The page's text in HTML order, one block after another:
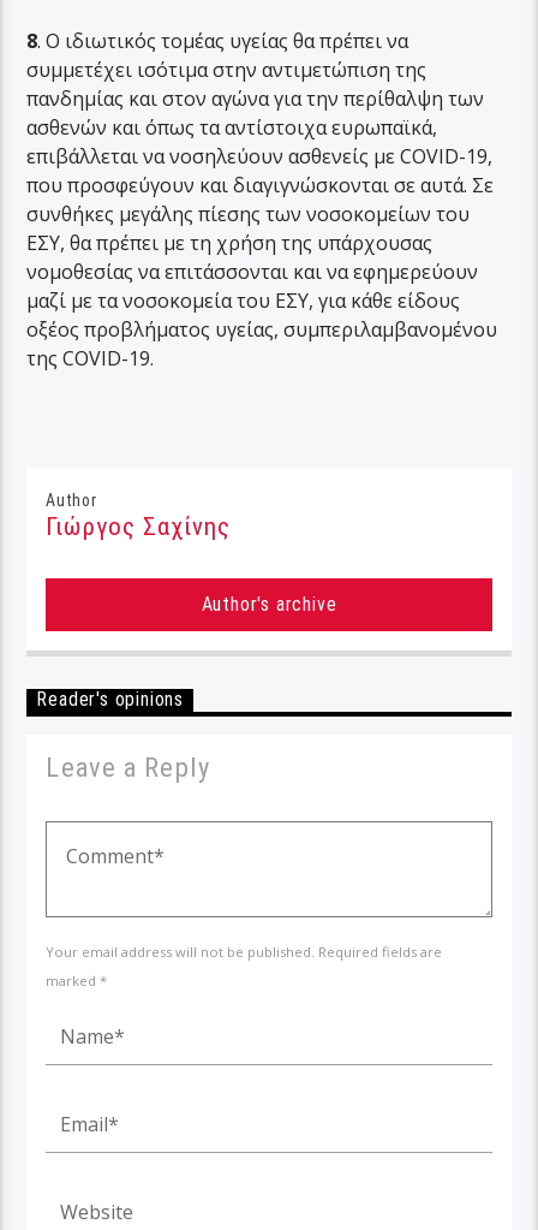
8. Ο ιδιωτικός τομέας υγείας θα πρέπει να
συμμετέχει ισότιμα στην αντιμετώπιση της
πανδημίας και στον αγώνα για την περίθαλψη των
ασθενών και όπως τα αντίστοιχα ευρωπαϊκά,
επιβάλλεται να νοσηλεύουν ασθενείς με COVID-19,
που προσφεύγουν και διαγιγνώσκονται σε αυτά. Σε
συνθήκες μεγάλης πίεσης των νοσοκομείων του
ΕΣΥ, θα πρέπει με τη χρήση της υπάρχουσας
νομοθεσίας να επιτάσσονται και να εφημερεύουν
μαζί με τα νοσοκομεία του ΕΣΥ, για κάθε είδους
οξέος προβλήματος υγείας, συμπεριλαμβανομένου
της COVID-19.
Author
Γιώργος Σαχίνης
Author's archive
Reader's opinions
Leave a Reply
Your email address will not be published. Required fields are
marked *